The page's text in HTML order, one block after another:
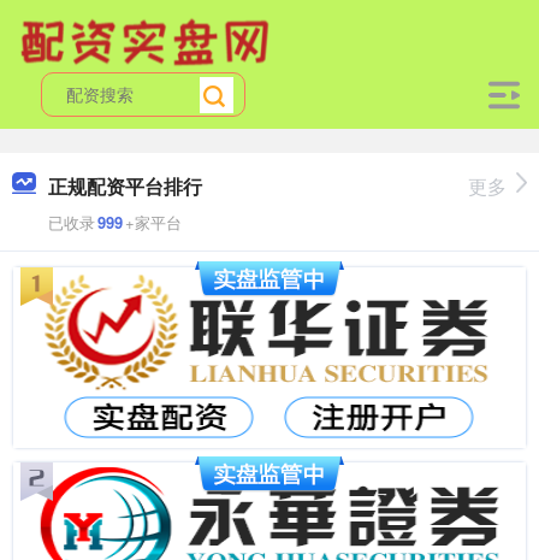
正规配资平台排行
已收录999+家平台
更多